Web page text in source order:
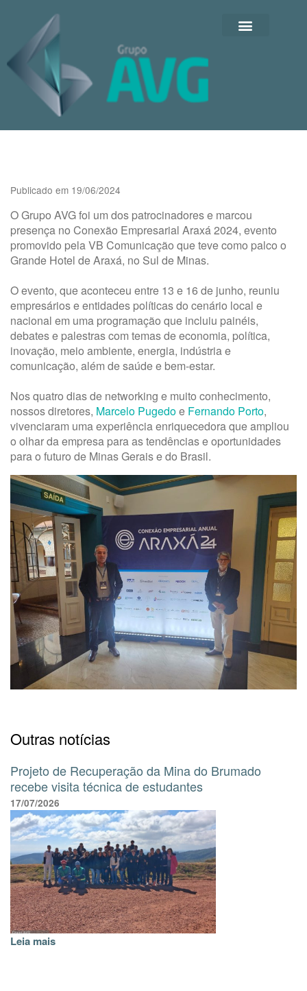
Publicado em 19/06/2024
O Grupo AVG foi um dos patrocinadores e marcou
presença no Conexão Empresarial Araxá 2024, evento
promovido pela VB Comunicação que teve como palco o
Grande Hotel de Araxá, no Sul de Minas.
O evento, que aconteceu entre 13 e 16 de junho, reuniu
empresários e entidades políticas do cenário local e
nacional em uma programação que incluiu painéis,
debates e palestras com temas de economia, política,
inovação, meio ambiente, energia, indústria e
comunicação, além de saúde e bem-estar.
Nos quatro dias de networking e muito conhecimento,
nossos diretores, Marcelo Pugedoe Fernando Porto,
vivenciaram uma experiência enriquecedora que ampliou
o olhar da empresa para as tendências e oportunidades
para o futuro de Minas Gerais e do Brasil.
Outras notícias
Projeto de Recuperação da Mina do Brumado
recebe visita técnica de estudantes
17/07/2026
Leia mais